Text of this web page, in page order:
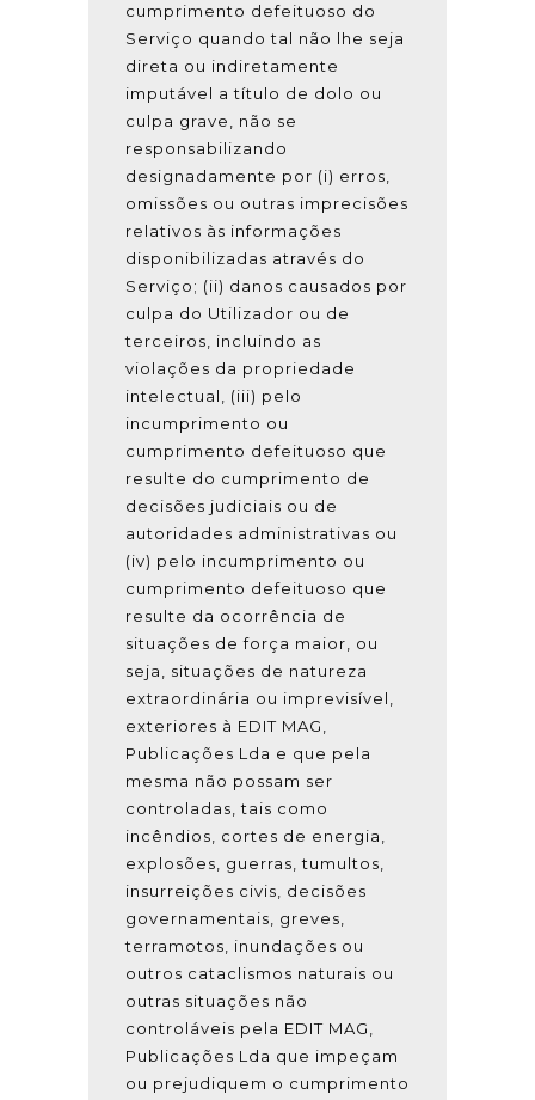
cumprimento defeituoso do
Serviço quando tal não lhe seja
direta ou indiretamente
imputável a título de dolo ou
culpa grave, não se
responsabilizando
designadamente por (i) erros,
omissões ou outras imprecisões
relativos às informações
disponibilizadas através do
Serviço; (ii) danos causados por
culpa do Utilizador ou de
terceiros, incluindo as
violações da propriedade
intelectual, (iii) pelo
incumprimento ou
cumprimento defeituoso que
resulte do cumprimento de
decisões judiciais ou de
autoridades administrativas ou
(iv) pelo incumprimento ou
cumprimento defeituoso que
resulte da ocorrência de
situações de força maior, ou
seja, situações de natureza
extraordinária ou imprevisível,
exteriores à EDIT MAG,
Publicações Lda e que pela
mesma não possam ser
controladas, tais como
incêndios, cortes de energia,
explosões, guerras, tumultos,
insurreições civis, decisões
governamentais, greves,
terramotos, inundações ou
outros cataclismos naturais ou
outras situações não
controláveis pela EDIT MAG,
Publicações Lda que impeçam
ou prejudiquem o cumprimento